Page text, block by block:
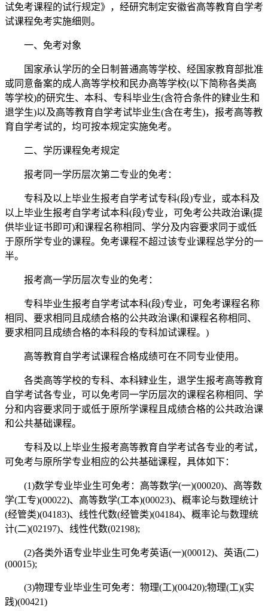
试免考课程的试行规定》，经研究制定安徽省高等教育自学考
试课程免考实施细则。
一、免考对象
国家承认学历的全日制普通高等学校、经国家教育部批准
或同意备案的成人高等学校和民办高等学校(以下简称各类高
等学校)的研究生、本科、专科毕业生(含符合条件的肄业生和
退学生)以及高等教育自学考试毕业生(含在考生)，报考高等教
育自学考试的，均可按本规定实施免考。
二、学历课程免考规定
报考同一学历层次第二专业的免考：
专科及以上毕业生报考自学考试专科(段)专业，或本科及
以上毕业生报考自学考试本科(段)专业，可免考公共政治课(提
供毕业证书即可)和课程名称相同、学分及内容要求同于或低
于原所学专业的课程。免考课程不超过该专业课程总学分的一
半。
报考高一学历层次专业的免考：
专科毕业生报考自学考试本科(段)专业，可免考课程名称
相同、要求相同且成绩合格的公共政治课(和课程名称相同、
要求相同且成绩合格的本科段的专科加试课程。)
高等教育自学考试课程合格成绩可在不同专业使用。
各类高等学校的专科、本科肄业生，退学生报考高等教育
自学考试各专业，可以免考同一学历层次的课程名称相同、学
分和内容要求同于或低于原所学课程且成绩合格的公共政治课
和公共基础课程。
专科及以上毕业生报考高等教育自学考试各专业的考试，
可免考与原所学专业相应的公共基础课程，具体如下：
(1)数学专业毕业生可免考：高等数学(一)(00020)、高等数
学(工专)(00022)、高等数学(工本)(00023)、概率论与数理统计
(经管类)(04183)、线性代数(经管类)(04184)、概率论与数理统
计(二)(02197)、线性代数(02198);
(2)各类外语专业毕业生可免考英语(一)(00012)、英语(二)
(00015);
(3)物理专业毕业生可免考：物理(工)(00420);物理(工)(实
践)(00421)